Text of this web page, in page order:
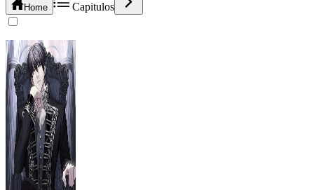
Home Capitulos